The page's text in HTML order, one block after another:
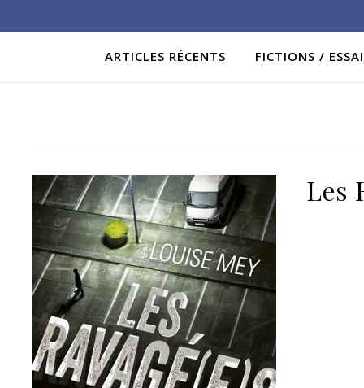
ARTICLES RÉCENTS FICTIONS /
Les